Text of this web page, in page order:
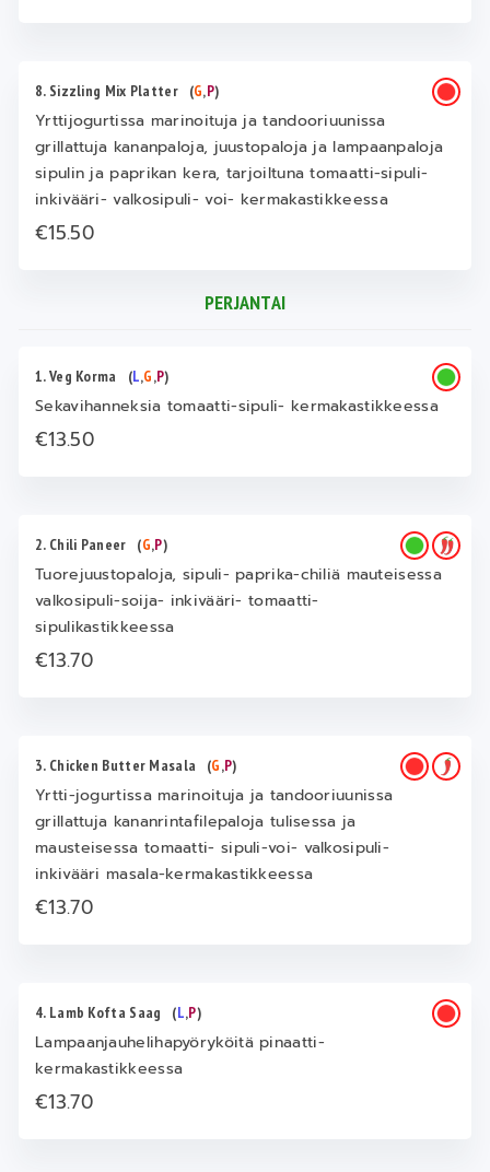
8. Sizzling Mix Platter (G,P)
Yrttijogurtissa marinoituja ja tandooriuunissa
grillattuja kananpaloja, juustopaloja ja lampaanpaloja
sipulin ja paprikan kera, tarjoiltuna tomaatti-sipuli-
inkivääri- valkosipuli- voi- kermakastikkeessa
€15.50
PERJANTAI
1. Veg Korma (L,G,P)
Sekavihanneksia tomaatti-sipuli- kermakastikkeessa
€13.50
2. Chili Paneer (G,P)
Tuorejuustopaloja, sipuli- paprika-chiliä mauteisessa
valkosipuli-soija- inkivääri- tomaatti-
sipulikastikkeessa
€13.70
3. Chicken Butter Masala (G,P)
Yrtti-jogurtissa marinoituja ja tandooriuunissa
grillattuja kananrintafilepaloja tulisessa ja
mausteisessa tomaatti- sipuli-voi- valkosipuli-
inkivääri masala-kermakastikkeessa
€13.70
4. Lamb Kofta Saag (L,P)
Lampaanjauhelihapyöryköitä pinaatti-
kermakastikkeessa
€13.70